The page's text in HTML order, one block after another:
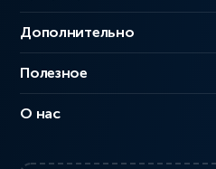
Дополнительно
Полезное
О нас